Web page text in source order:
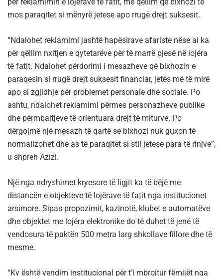
mos paraqitet si mënyrë jetese apo rrugë drejt suksesit.
“Ndalohet reklamimi jashtë hapësirave afariste nëse ai ka
për qëllim nxitjen e qytetarëve për të marrë pjesë në lojëra
të fatit. Ndalohet përdorimi i mesazheve që bixhozin e
paraqesin si rrugë drejt suksesit financiar, jetës më të mirë
apo si zgjidhje për problemet personale dhe sociale. Po
ashtu, ndalohet reklamimi përmes personazheve publike
dhe përmbajtjeve të orientuara drejt të miturve. Po
dërgojmë një mesazh të qartë se bixhozi nuk guxon të
normalizohet dhe as të paraqitet si stil jetese para të rinjve”,
u shpreh Azizi.
Një nga ndryshimet kryesore të ligjit ka të bëjë me
distancën e objekteve të lojërave të fatit nga institucionet
arsimore. Sipas propozimit, kazinotë, klubet e automatëve
dhe objektet me lojëra elektronike do të duhet të jenë të
vendosura të paktën 500 metra larg shkollave fillore dhe të
mesme.
“Ky është vendim institucional për t’i mbrojtur fëmijët nga